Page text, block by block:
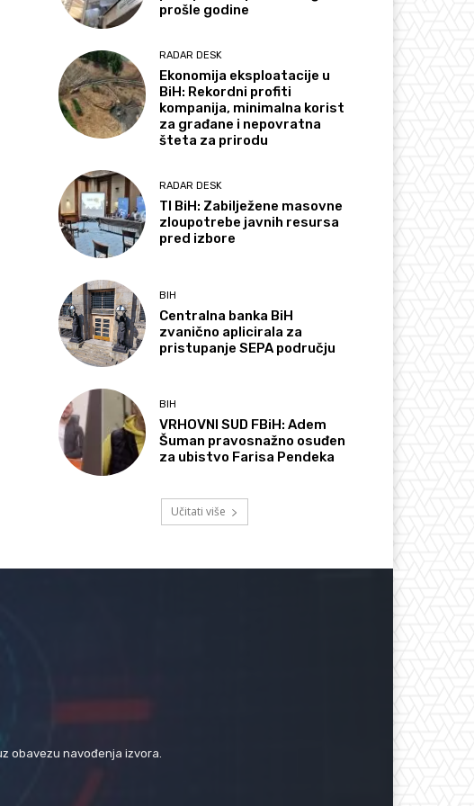
prošle godine
RADAR DESK
Ekonomija eksploatacije u
BiH: Rekordni profiti
kompanija, minimalna korist
za građane i nepovratna
šteta za prirodu
RADAR DESK
TI BiH: Zabilježene masovne
zloupotrebe javnih resursa
pred izbore
BIH
Centralna banka BiH
zvanično aplicirala za
pristupanje SEPA području
BIH
VRHOVNI SUD FBiH: Adem
Šuman pravosnažno osuđen
za ubistvo Farisa Pendeka
Učitati više
obavezu navođenja izvora.